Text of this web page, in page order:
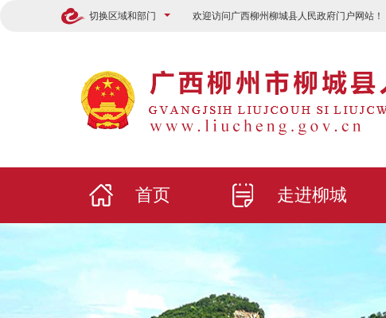
切换区域和部门 欢迎访问广西柳州柳城县人民政府门户网站
首页 走进柳城